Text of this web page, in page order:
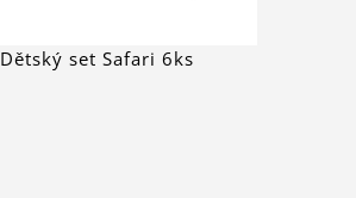
Dětský set Safari 6ks